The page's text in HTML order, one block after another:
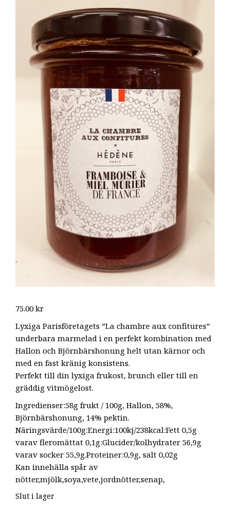
75.00 kr
Lyxiga Parisföretagets ”La chambre aux confitures”
underbara marmelad i en perfekt kombination med
Hallon och Björnbärshonung helt utan kärnor och
med en fast kränig konsistens.
Perfekt till din lyxiga frukost, brunch eller till en
gräddig vitmögelost.
Ingredienser:58g frukt / 100g, Hallon, 58%,
Björnbärshonung, 14% pektin.
Näringsvärde/100g:Energi:100kj/238kcal:Fett 0,5g
varav fleromättat 0,1g:Glucider/kolhydrater 56,9g
varav socker 55,9g.Proteiner:0,9g, salt 0,02g
Kan innehälla spår av
nötter,mjölk,soya,vete,jordnötter,senap,
Slut i lager